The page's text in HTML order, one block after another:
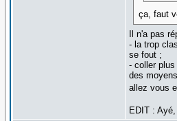
ça, faut
Il n'a pas
- la trop
se fout ;
- coller
des
allez vous
EDIT :